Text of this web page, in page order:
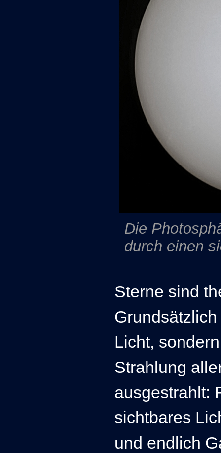
Die
durch einen
Sterne sind
Licht,
Strahlung
ausgestrahlt:
sichtbares
und endlich